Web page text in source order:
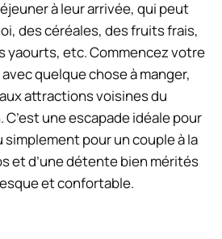
à leur arrivée, qui peut
des céréales, des fruits frais,
yaourts, etc. Commencez votre
quelque chose à manger,
attractions voisines du
C’est une escapade idéale pour
simplement pour un couple à la
et d’une détente bien mérités
et confortable.